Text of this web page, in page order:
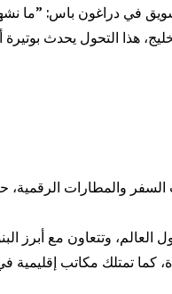
في دراغون باس: ”ما
هذا التحول يحدث
مليون مستخدم حول العالم،
تمتلك مكاتب إقليمية في